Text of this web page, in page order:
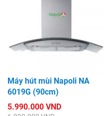
Máy hút mùi Napoli NA
6019G (90cm)
5.990.000 VND